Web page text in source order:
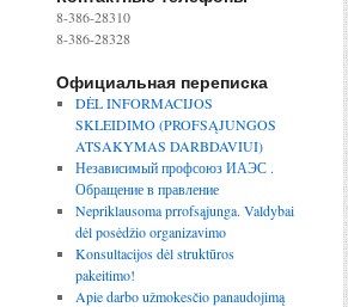
8-386-28310
8-386-28328
Официальная переписка
DĖL INFORMACIJOS
SKLEIDIMO (PROFSĄJUNGOS
ATSAKYMAS DARBDAVIUI)
Независимый профсоюз ИАЭС .
Обращение в правление
Nepriklausoma prrofsąjunga. Valdybai
dėl posėdžio organizavimo
Konsultacijos dėl struktūros
pakeitimo!
Apie darbo užmokesčio panaudojimą